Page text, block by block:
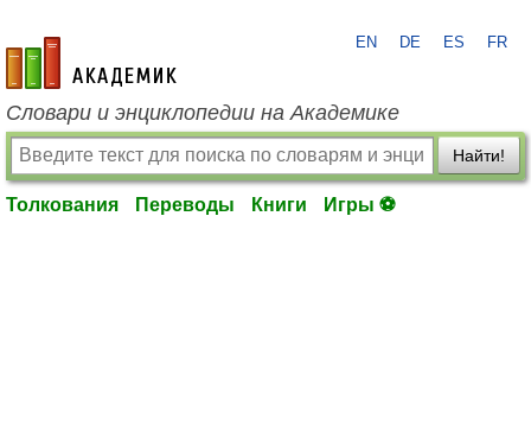
academic.ru
EN DE ES FR
Словари и энциклопедии на Академике
Найти!
Толкования Переводы Книги Игры ⚽